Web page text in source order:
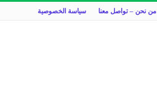
من نحن – تواصل معنا سياسة الخصوصية